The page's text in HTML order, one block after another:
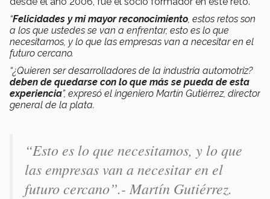
“Felicidades y mi mayor reconocimiento, estos retos son
a los que ustedes se van a enfrentar, esto es lo que
necesitamos, y lo que las empresas van a necesitar en el
futuro cercano.
“¿Quieren ser desarrolladores de la industria automotriz?
deben de quedarse con lo que más se pueda de esta
experiencia”, expresó el ingeniero Martín Gutiérrez, director
general de la plata.
“Esto es lo que necesitamos, y lo que
las empresas van a necesitar en el
futuro cercano”.- Martín Gutiérrez.